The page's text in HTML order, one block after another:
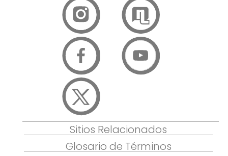
Sitios Relacionados
Glosario de Términos